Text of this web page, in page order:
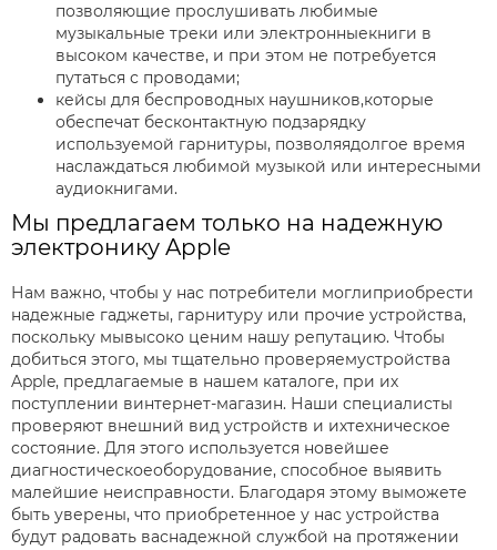
позволяющие прослушивать любимые
музыкальные треки или электронныекниги в
высоком качестве, и при этом не потребуется
путаться с проводами;
кейсы для беспроводных наушников,которые
обеспечат бесконтактную подзарядку
используемой гарнитуры, позволяядолгое время
наслаждаться любимой музыкой или интересными
аудиокнигами.
Мы предлагаем только на надежную
электронику Apple
Нам важно, чтобы у нас потребители моглиприобрести
надежные гаджеты, гарнитуру или прочие устройства,
поскольку мывысоко ценим нашу репутацию. Чтобы
добиться этого, мы тщательно проверяемустройства
Apple, предлагаемые в нашем каталоге, при их
поступлении винтернет-магазин. Наши специалисты
проверяют внешний вид устройств и ихтехническое
состояние. Для этого используется новейшее
диагностическоеоборудование, способное выявить
малейшие неисправности. Благодаря этому выможете
быть уверены, что приобретенное у нас устройства
будут радовать васнадежной службой на протяжении